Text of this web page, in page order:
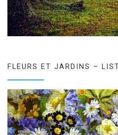
FLEURS ET JARDINS –